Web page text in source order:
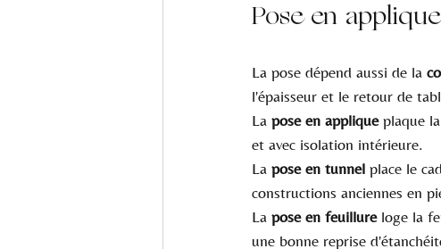
Pose en
La pose dépend aussi de la
l'épaisseur et le retour de
La pose en applique plaque
et avec isolation intérieure.
La pose en tunnel place le
constructions anciennes en
La pose en feuillure loge la
une bonne reprise